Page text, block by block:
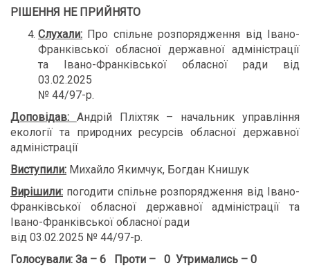
РІШЕННЯ НЕ ПРИЙНЯТО
Слухали: Про спільне розпорядження від Івано-
Франківської обласної державної адміністрації
та Івано-Франківської обласної ради від
03.02.2025
№ 44/97-р.
Доповідав: Андрій Пліхтяк – начальник управління
екології та природних ресурсів обласної державної
адміністрації
Виступили: Михайло Якимчук, Богдан Книшук
Вирішили: погодити спільне розпорядження від Івано-
Франківської обласної державної адміністрації та
Івано-Франківської обласної ради
від 03.02.2025 № 44/97-р.
Голосували: За – 6 Проти – 0 Утримались – 0